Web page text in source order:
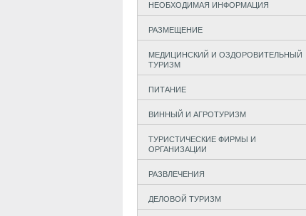
НЕОБХОДИМАЯ ИНФОРМАЦИЯ
РАЗМЕЩЕНИЕ
МЕДИЦИНСКИЙ И ОЗДОРОВИТЕЛЬНЫЙ
ТУРИЗМ
ПИТАНИЕ
ВИННЫЙ И АГРОТУРИЗМ
ТУРИСТИЧЕСКИЕ ФИРМЫ И
ОРГАНИЗАЦИИ
РАЗВЛЕЧЕНИЯ
ДЕЛОВОЙ ТУРИЗМ